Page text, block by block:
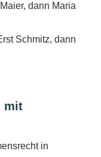
dann Maria
Schmitz, dann
mit
in